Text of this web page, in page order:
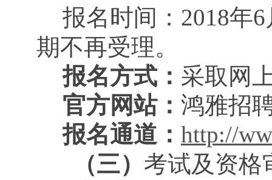
报名时间：2018年
期不再受理。
报名方式： 采取网
官方网站： 鸿雅招
报名通道： http://
（三） 考试及资格